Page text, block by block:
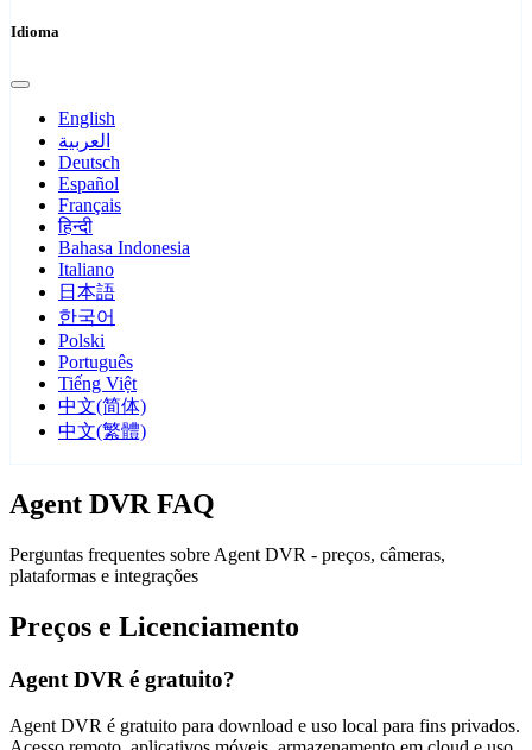
Idioma
English
العربية
Deutsch
Español
Français
हिन्दी
Bahasa Indonesia
Italiano
日本語
한국어
Polski
Português
Tiếng Việt
中文(简体)
中文(繁體)
Agent DVR FAQ
Perguntas frequentes sobre Agent DVR - preços, câmeras,
plataformas e integrações
Preços e Licenciamento
Agent DVR é gratuito?
Agent DVR é gratuito para download e uso local para fins privados.